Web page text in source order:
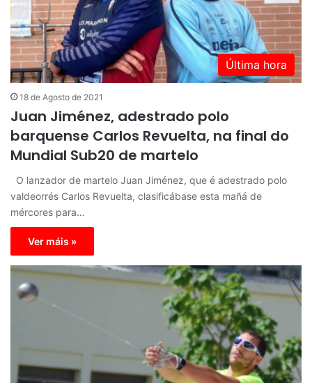
Última hora
18 de Agosto de 2021
Juan Jiménez, adestrado polo
barquense Carlos Revuelta, na final do
Mundial Sub20 de martelo
O lanzador de martelo Juan Jiménez, que é adestrado polo
valdeorrés Carlos Revuelta, clasificábase esta mañá de
mércores para…
Ver máis »